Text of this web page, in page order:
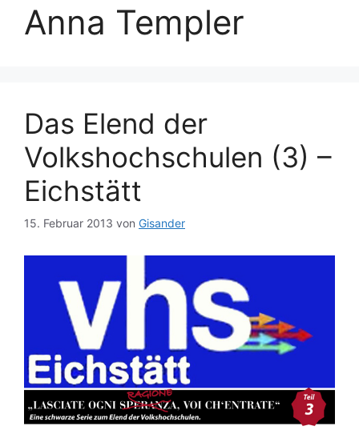
Anna Templer
Das Elend der
Volkshochschulen (3) –
Eichstätt
15. Februar 2013 von Gisander